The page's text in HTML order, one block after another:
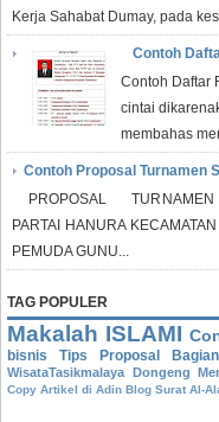
Kerja Sahabat Dumay, pada
Contoh
Contoh Daftar
cintai
membahas
Contoh Proposal Turnamen
PROPOSAL TURNAMEN
PARTAI HANURA
PEMUDA GUNU...
TAG POPULER
Makalah ISLAMI
bisnis
Tips Proposal
WisataTasikmalaya
Dongeng
Copy Artikel di Adin Blog Surat Al-